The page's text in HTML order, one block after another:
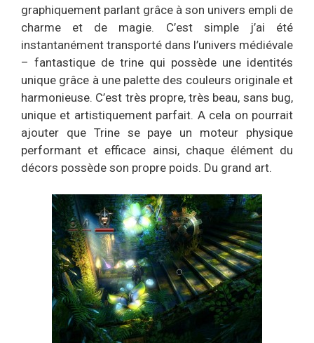
graphiquement parlant grâce à son univers empli de
charme et de magie. C’est simple j’ai été
instantanément transporté dans l’univers médiévale
– fantastique de trine qui possède une identités
unique grâce à une palette des couleurs originale et
harmonieuse. C’est très propre, très beau, sans bug,
unique et artistiquement parfait. A cela on pourrait
ajouter que Trine se paye un moteur physique
performant et efficace ainsi, chaque élément du
décors possède son propre poids. Du grand art.